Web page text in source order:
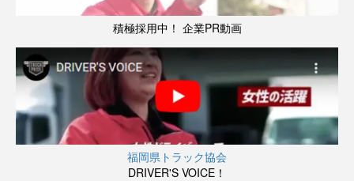
積極採用中！ 企業PR動画
福岡県トラック協会
DRIVER'S VOICE！